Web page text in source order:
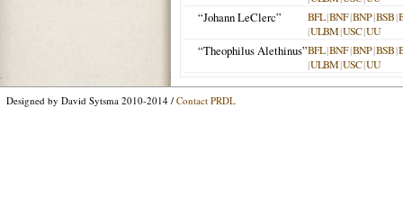
“Johann LeClerc” BFL|BNF|BNP|BSB|
|ULBM|USC|UU
“Theophilus Alethinus”BFL|BNF|BNP|BSB|
|ULBM|USC|UU
Designed by David Sytsma 2010-2014 / Contact PRDL